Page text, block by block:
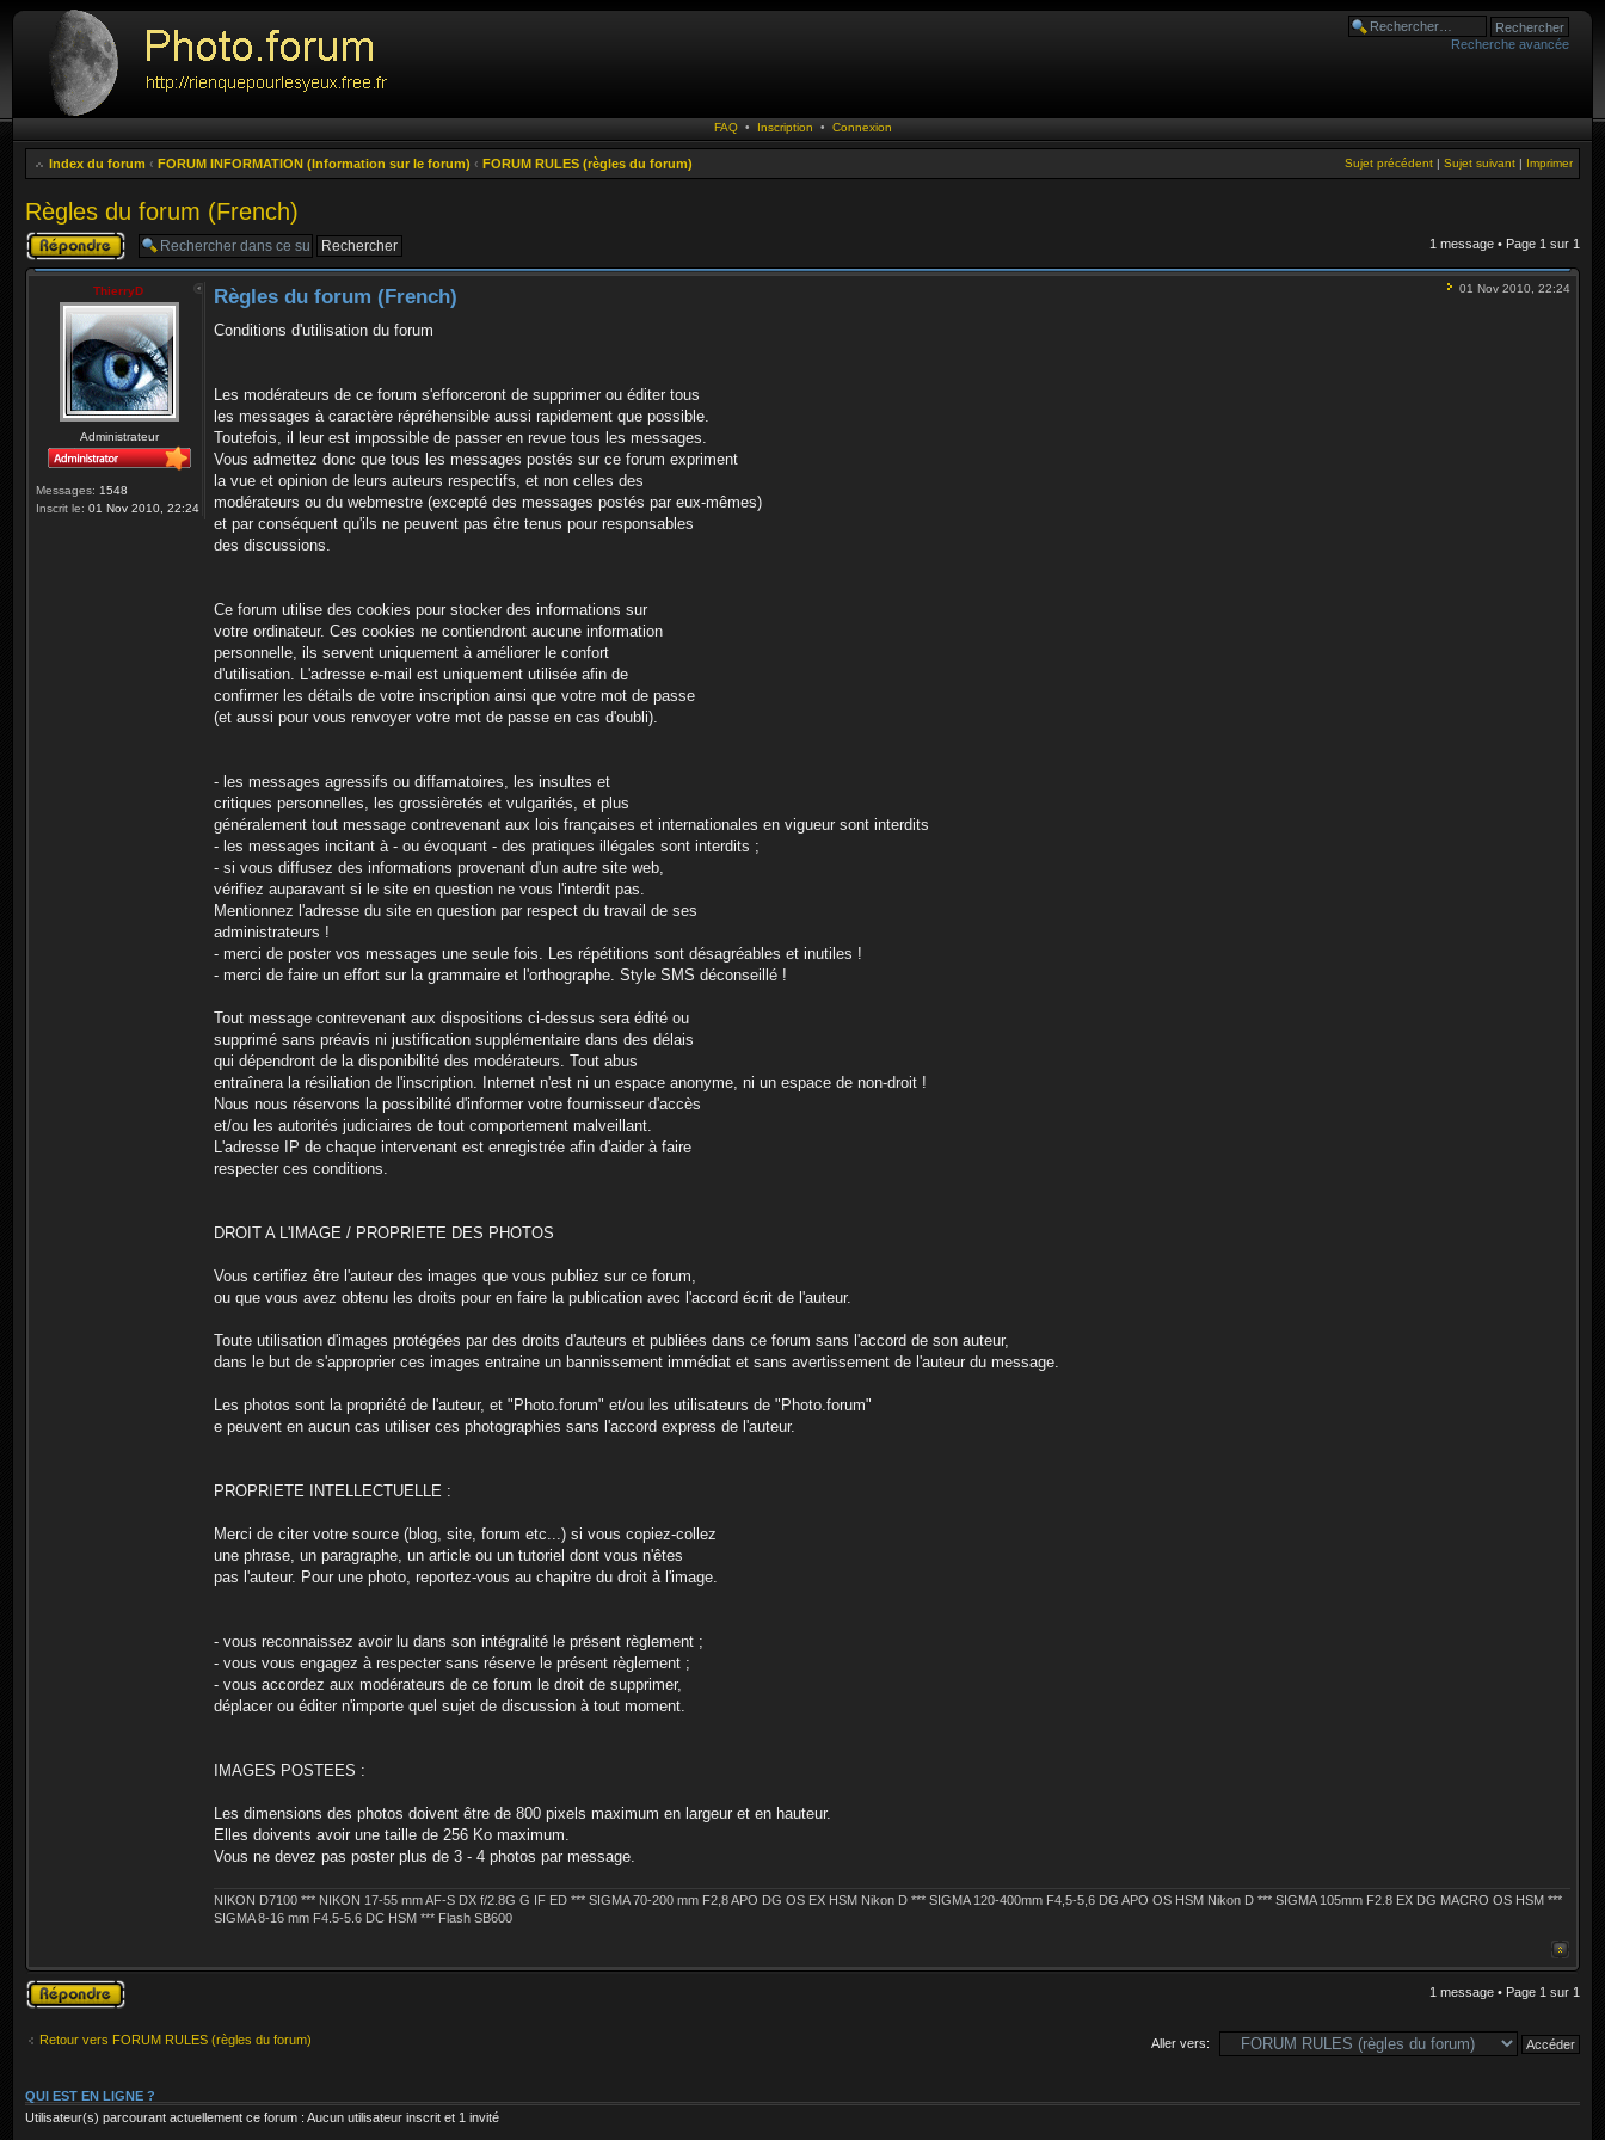
Recherche avancée
FAQ • Inscription • Connexion
Index du forum ‹ FORUM INFORMATION (Information sur le forum) ‹ FORUM RULES (règles du forum) Imprimer
Sujet suivant |
Sujet précédent |
Règles du forum (French)
Publier une
réponse
1 message • Page 1 sur 1
ThierryD
Administrateur
Messages: 1548
Inscrit le: 01 Nov 2010, 22:24
01 Nov 2010, 22:24
Règles du forum (French)
Conditions d'utilisation du forum
Les modérateurs de ce forum s'efforceront de supprimer ou éditer tous
les messages à caractère répréhensible aussi rapidement que possible.
Toutefois, il leur est impossible de passer en revue tous les messages.
Vous admettez donc que tous les messages postés sur ce forum expriment
la vue et opinion de leurs auteurs respectifs, et non celles des
modérateurs ou du webmestre (excepté des messages postés par eux-mêmes)
et par conséquent qu'ils ne peuvent pas être tenus pour responsables
des discussions.
Ce forum utilise des cookies pour stocker des informations sur
votre ordinateur. Ces cookies ne contiendront aucune information
personnelle, ils servent uniquement à améliorer le confort
d'utilisation. L'adresse e-mail est uniquement utilisée afin de
confirmer les détails de votre inscription ainsi que votre mot de passe
(et aussi pour vous renvoyer votre mot de passe en cas d'oubli).
- les messages agressifs ou diffamatoires, les insultes et
critiques personnelles, les grossièretés et vulgarités, et plus
généralement tout message contrevenant aux lois françaises et internationales en vigueur sont interdits
- les messages incitant à - ou évoquant - des pratiques illégales sont interdits ;
- si vous diffusez des informations provenant d'un autre site web,
vérifiez auparavant si le site en question ne vous l'interdit pas.
Mentionnez l'adresse du site en question par respect du travail de ses
administrateurs !
- merci de poster vos messages une seule fois. Les répétitions sont désagréables et inutiles !
- merci de faire un effort sur la grammaire et l'orthographe. Style SMS déconseillé !
Tout message contrevenant aux dispositions ci-dessus sera édité ou
supprimé sans préavis ni justification supplémentaire dans des délais
qui dépendront de la disponibilité des modérateurs. Tout abus
entraînera la résiliation de l'inscription. Internet n'est ni un espace anonyme, ni un espace de non-droit !
Nous nous réservons la possibilité d'informer votre fournisseur d'accès
et/ou les autorités judiciaires de tout comportement malveillant.
L'adresse IP de chaque intervenant est enregistrée afin d'aider à faire
respecter ces conditions.
DROIT A L'IMAGE / PROPRIETE DES PHOTOS
Vous certifiez être l'auteur des images que vous publiez sur ce forum,
ou que vous avez obtenu les droits pour en faire la publication avec l'accord écrit de l'auteur.
Toute utilisation d'images protégées par des droits d'auteurs et publiées dans ce forum sans l'accord de son auteur,
dans le but de s'approprier ces images entraine un bannissement immédiat et sans avertissement de l'auteur du message.
Les photos sont la propriété de l'auteur, et "Photo.forum" et/ou les utilisateurs de "Photo.forum"
e peuvent en aucun cas utiliser ces photographies sans l'accord express de l'auteur.
PROPRIETE INTELLECTUELLE :
Merci de citer votre source (blog, site, forum etc...) si vous copiez-collez
une phrase, un paragraphe, un article ou un tutoriel dont vous n'êtes
pas l'auteur. Pour une photo, reportez-vous au chapitre du droit à l'image.
- vous reconnaissez avoir lu dans son intégralité le présent règlement ;
- vous vous engagez à respecter sans réserve le présent règlement ;
- vous accordez aux modérateurs de ce forum le droit de supprimer,
déplacer ou éditer n'importe quel sujet de discussion à tout moment.
IMAGES POSTEES :
Les dimensions des photos doivent être de 800 pixels maximum en largeur et en hauteur.
Elles doivents avoir une taille de 256 Ko maximum.
Vous ne devez pas poster plus de 3 - 4 photos par message.
NIKON D7100 *** NIKON 17-55 mm AF-S DX f/2.8G G IF ED *** SIGMA 70-200 mm F2,8 APO DG OS EX HSM Nikon D *** SIGMA 120-400mm F4,5-5,6 DG APO OS HSM Nikon D *** SIGMA 105mm F2.8 EX DG MACRO OS HSM ***
SIGMA 8-16 mm F4.5-5.6 DC HSM *** Flash SB600
Publier une
réponse
1 message • Page 1 sur 1
Retour vers FORUM RULES (règles du forum) Aller vers:
QUI EST EN LIGNE ?
Utilisateur(s) parcourant actuellement ce forum : Aucun utilisateur inscrit et 1 invité